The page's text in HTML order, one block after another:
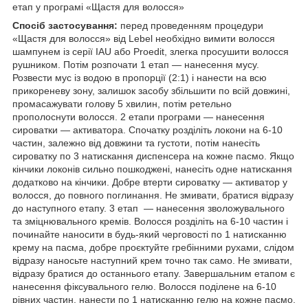
етап у програмі «Щастя для волосся»
Спосіб застосування: перед проведенням процедури
«Щастя для волосся» від Lebel необхідно вимити волосся
шампунем із серії IAU або Proedit, злегка просушити волосся
рушником. Потім розпочати 1 етап — нанесення мусу.
Розвести мус із водою в пропорції (2:1) і нанести на всю
прикореневу зону, залишок засобу збільшити по всій довжині,
промасажувати голову 5 хвилин, потім ретельно
прополоснути волосся. 2 етапи програми — нанесення
сироватки — активатора. Спочатку розділіть локони на 6-10
частин, залежно від довжини та густоти, потім нанесіть
сироватку по 3 натискання диспенсера на кожне пасмо. Якщо
кінчики локонів сильно пошкоджені, нанесіть одне натискання
додатково на кінчики. Добре втерти сироватку — активатор у
волосся, до повного поглинання. Не змивати, братися відразу
до наступного етапу. 3 етап — нанесення зволожувального
та зміцнювального кремів. Волосся розділіть на 6-10 частин і
починайте наносити в будь-який черговості по 1 натисканню
крему на пасма, добре проєктуйте гребінними рухами, слідом
відразу наносьте наступний крем точно так само. Не змивати,
відразу братися до останнього етапу. Завершальним етапом є
нанесення фіксувального гелю. Волосся поділене на 6-10
рівних частин, нанести по 1 натисканню гелю на кожне пасмо,